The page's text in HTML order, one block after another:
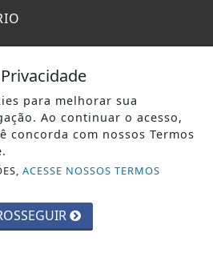
para melhorar sua
Ao continuar o acesso,
concorda com nossos Termos
ACESSE NOSSOS TERMOS